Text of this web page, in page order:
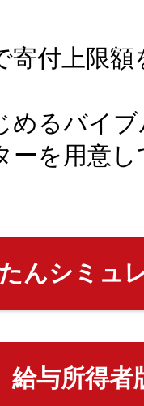
寄付上限
めるバイ
ーを用意
んシミュ
給与所得者